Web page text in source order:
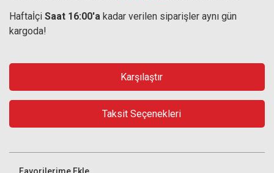
Haftaİçi Saat 16:00'a kadar verilen siparişler aynı gün
kargoda!
Karşılaştır
Taksit Seçenekleri